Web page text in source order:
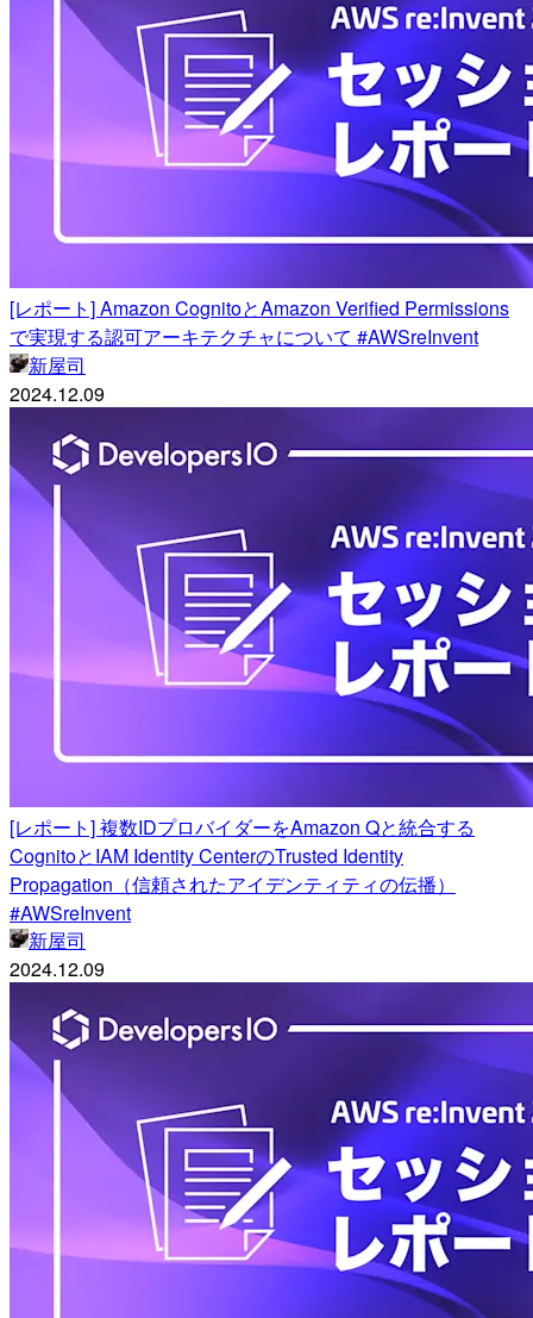
[レポート] Amazon CognitoとAmazon Verified Permissions
で実現する認可アーキテクチャについて #AWSreInvent
新屋司
2024.12.09
[レポート] 複数IDプロバイダーをAmazon Qと統合する
CognitoとIAM Identity CenterのTrusted Identity
Propagation（信頼されたアイデンティティの伝播）
#AWSreInvent
新屋司
2024.12.09